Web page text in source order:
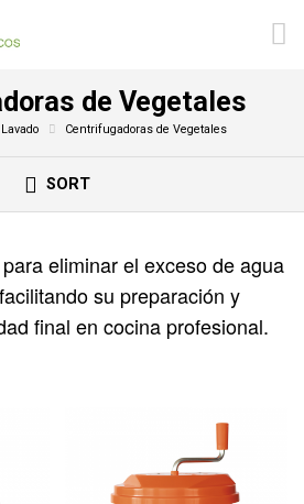
de Vegetales
Centrifugadoras de Vegetales
SORT
eliminar el exceso de agua
su preparación y
final en cocina profesional.